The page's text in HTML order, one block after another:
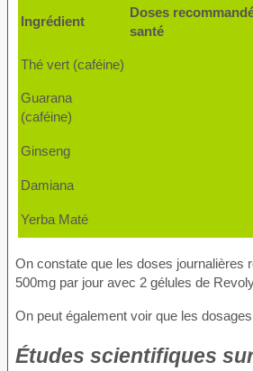
Ingrédient
Doses
santé
Thé vert (caféine)
Guarana
(caféine)
Ginseng
Damiana
Yerba Maté
On constate que les doses journalières
500mg par jour avec 2 gélules de
On peut également voir que les
Études scientifiques